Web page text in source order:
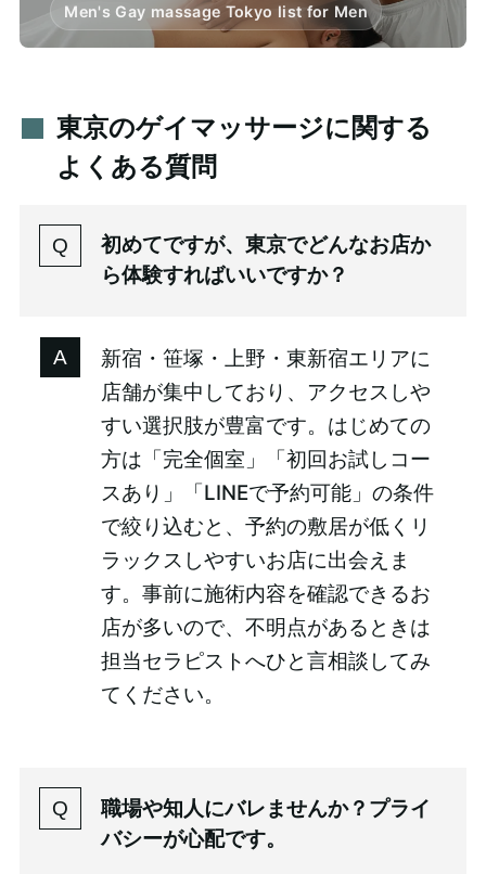
Men's Gay massage Tokyo list for Men
東京のゲイマッサージに関する
よくある質問
初めてですが、東京でどんなお店か
ら体験すればいいですか？
新宿・笹塚・上野・東新宿エリアに
店舗が集中しており、アクセスしや
すい選択肢が豊富です。はじめての
方は「完全個室」「初回お試しコー
スあり」「LINEで予約可能」の条件
で絞り込むと、予約の敷居が低くリ
ラックスしやすいお店に出会えま
す。事前に施術内容を確認できるお
店が多いので、不明点があるときは
担当セラピストへひと言相談してみ
てください。
職場や知人にバレませんか？プライ
バシーが心配です。